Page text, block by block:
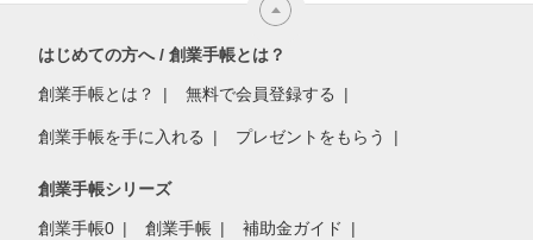
はじめての方へ / 創業手帳とは？
創業手帳とは？ 無料で会員登録する
創業手帳を手に入れる プレゼントをもらう
創業手帳シリーズ
創業手帳0 創業手帳 補助金ガイド